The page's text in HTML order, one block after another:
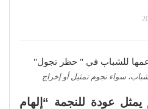
سواء نجوم تمثيل أو إخراج
يمثل عودة للنجمة “إلهام